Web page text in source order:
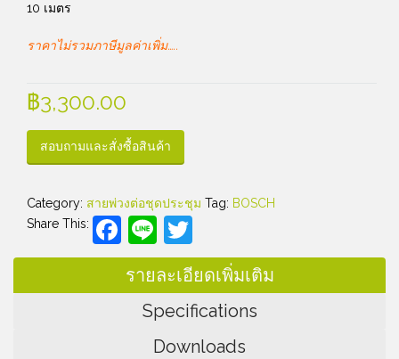
10 เมตร
ราคาไม่รวมภาษีมูลค่าเพิ่ม…..
฿3,300.00
สอบถามและสั่งซื้อสินค้า
Category: สายพ่วงต่อชุดประชุม Tag: BOSCH
Share This:
Facebook
Line
รายละเอียดเพิ่มเติม
Specifications
Downloads